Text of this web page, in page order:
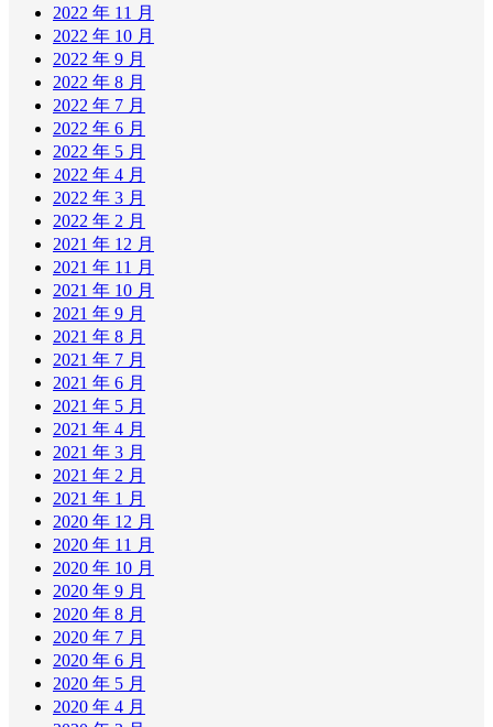
2022 年 11 月
2022 年 10 月
2022 年 9 月
2022 年 8 月
2022 年 7 月
2022 年 6 月
2022 年 5 月
2022 年 4 月
2022 年 3 月
2022 年 2 月
2021 年 12 月
2021 年 11 月
2021 年 10 月
2021 年 9 月
2021 年 8 月
2021 年 7 月
2021 年 6 月
2021 年 5 月
2021 年 4 月
2021 年 3 月
2021 年 2 月
2021 年 1 月
2020 年 12 月
2020 年 11 月
2020 年 10 月
2020 年 9 月
2020 年 8 月
2020 年 7 月
2020 年 6 月
2020 年 5 月
2020 年 4 月